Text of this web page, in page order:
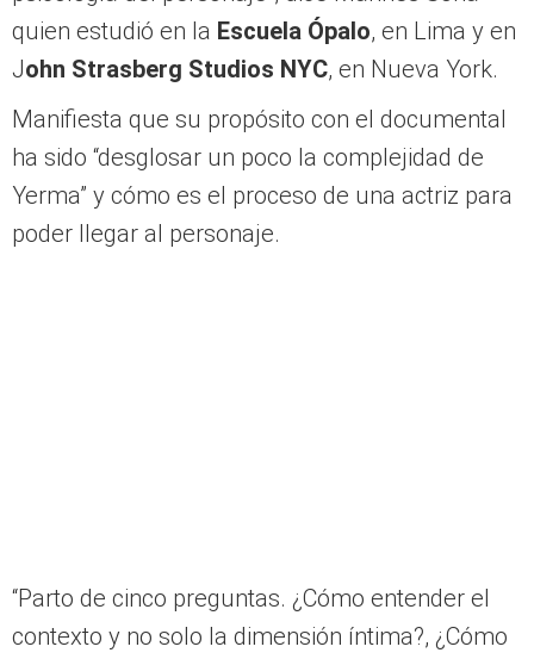
quien estudió en la Escuela Ópalo, en Lima y en
John Strasberg Studios NYC, en Nueva York.
Manifiesta que su propósito con el documental
ha sido “desglosar un poco la complejidad de
Yerma” y cómo es el proceso de una actriz para
poder llegar al personaje.
“Parto de cinco preguntas. ¿Cómo entender el
contexto y no solo la dimensión íntima?, ¿Cómo